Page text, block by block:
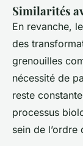
Similarités
En revanche,
des
grenouilles
nécessité de
reste
processus
sein de l’ordre